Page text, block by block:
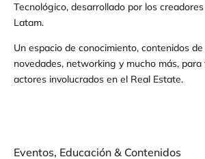
Tecnológico, desarrollado por los
Latam.
Un espacio de conocimiento, contenidos
novedades, networking y mucho más, para
actores involucrados en el Real Estate.
Eventos, Educación & Contenidos